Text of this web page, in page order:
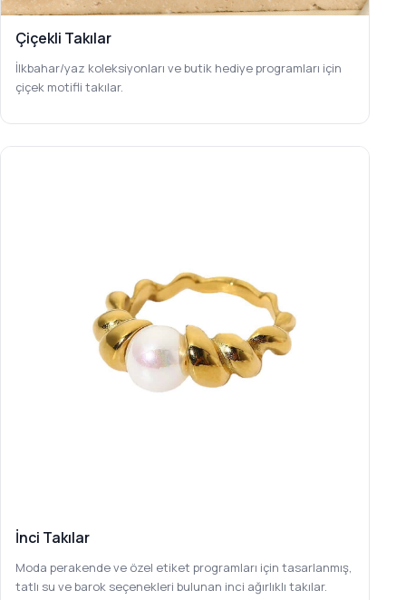
Çiçekli Takılar
İlkbahar/yaz koleksiyonları ve butik hediye programları için
çiçek motifli takılar.
İnci Takılar
Moda perakende ve özel etiket programları için tasarlanmış,
tatlı su ve barok seçenekleri bulunan inci ağırlıklı takılar.